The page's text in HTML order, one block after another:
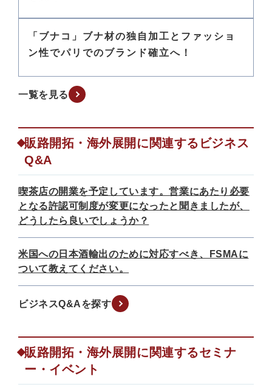
「ブナコ」ブナ材の独自加工とファッショ
ン性でパリでのブランド確立へ！
一覧を見る
販路開拓・海外展開に関連するビジネス
Q&A
喫茶店の開業を予定しています。営業にあたり必要
となる許認可制度が変更になったと聞きましたが、
どうしたら良いでしょうか？
米国への日本酒輸出のために対応すべき、FSMAに
ついて教えてください。
ビジネスQ&Aを探す
販路開拓・海外展開に関連するセミナ
ー・イベント